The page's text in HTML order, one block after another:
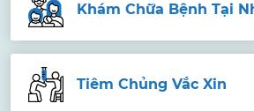
Khám Chữa Bệnh Tại
Tiêm Chủng Vắc Xin